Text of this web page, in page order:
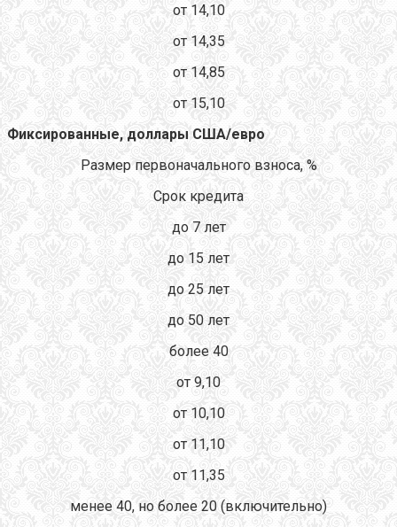
от 14,10
от 14,35
от 14,85
от 15,10
Фиксированные, доллары США/евро
Размер первоначального взноса, %
Срок кредита
до 7 лет
до 15 лет
до 25 лет
до 50 лет
более 40
от 9,10
от 10,10
от 11,10
от 11,35
менее 40, но более 20 (включительно)